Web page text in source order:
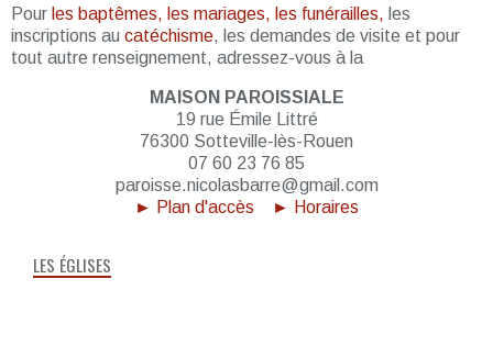
Pour les baptêmes, les mariages, les funérailles, les
inscriptions au catéchisme, les demandes de visite et pour
tout autre renseignement, adressez-vous à la
MAISON PAROISSIALE
19 rue Émile Littré
76300 Sotteville-lès-Rouen
07 60 23 76 85
paroisse.nicolasbarre@gmail.com
► Plan d'accès
► Horaires
LES ÉGLISES